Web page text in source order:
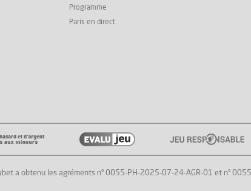
Programme
Paris en direct
a obtenu les agréments n° 0055-PH-2025-07-24-AGR-01 et n°